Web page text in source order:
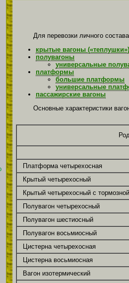
Для перевозки личного
крытые вагоны («теплушки»)
полувагоны
универсальные
платформы
большие платформы
универсальные
пассажирские вагоны
Основные характеристики
Платформа четырехосная
Крытый четырехосный
Крытый четырехосный с
Полувагон четырехосный
Полувагон шестиосный
Полувагон восьмиосный
Цистерна четырехосная
Цистерна восьмиосная
Вагон изотермический